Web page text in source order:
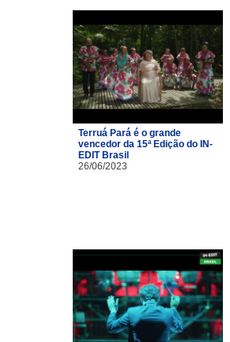
Terruá Pará é o grande
vencedor da 15ª Edição do IN-
EDIT Brasil
26/06/2023